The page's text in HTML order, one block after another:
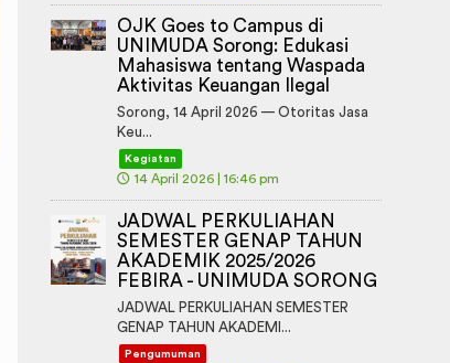
OJK Goes to Campus di
UNIMUDA Sorong: Edukasi
Mahasiswa tentang Waspada
Aktivitas Keuangan Ilegal
Sorong, 14 April 2026 — Otoritas Jasa
Keu...
Kegiatan
🕔 14 April 2026 | 16:46 pm
JADWAL PERKULIAHAN
SEMESTER GENAP TAHUN
AKADEMIK 2025/2026
FEBIRA - UNIMUDA SORONG
JADWAL PERKULIAHAN SEMESTER
GENAP TAHUN AKADEMI...
Pengumuman